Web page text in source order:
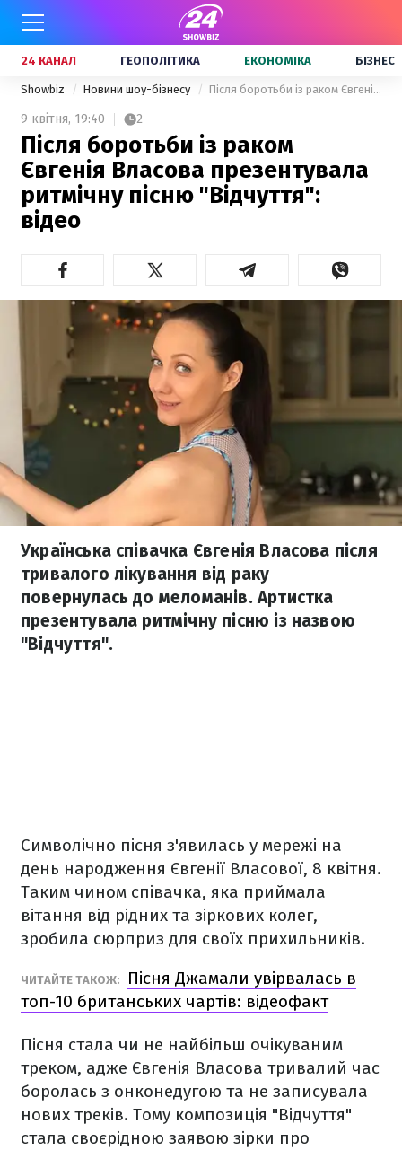
24 КАНАЛ ГЕОПОЛІТИКА ЕКОНОМІКА БІЗНЕС
Showbiz Новини шоу-бізнесу Після боротьби із раком Євгенія Власова презентувала ритмічну пісню "Відчуття": відео
9 квітня, 19:40 2
Після боротьби із раком
Євгенія Власова презентувала
ритмічну пісню "Відчуття":
відео
Українська співачка Євгенія Власова після
тривалого лікування від раку
повернулась до меломанів. Артистка
презентувала ритмічну пісню із назвою
"Відчуття".
Символічно пісня з'явилась у мережі на
день народження Євгенії Власової, 8 квітня.
Таким чином співачка, яка приймала
вітання від рідних та зіркових колег,
зробила сюрприз для своїх прихильників.
ЧИТАЙТЕ ТАКОЖ:
Пісня Джамали увірвалась в
топ-10 британських чартів: відеофакт
Пісня стала чи не найбільш очікуваним
треком, адже Євгенія Власова тривалий час
боролась з онконедугою та не записувала
нових треків. Тому композиція "Відчуття"
стала своєрідною заявою зірки про